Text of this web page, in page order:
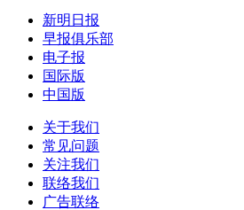
新明日报
早报俱乐部
电子报
国际版
中国版
关于我们
常见问题
关注我们
联络我们
广告联络